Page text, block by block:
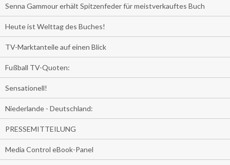
Senna Gammour erhält Spitzenfeder für meistverkauftes Buch
Heute ist Welttag des Buches!
TV-Marktanteile auf einen Blick
Fußball TV-Quoten:
Sensationell!
Niederlande - Deutschland:
PRESSEMITTEILUNG
Media Control eBook-Panel